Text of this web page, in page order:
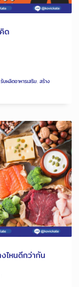
ด
รับผลิตอาหารเสริม, สร้าง
ไหนดีกว่ากัน